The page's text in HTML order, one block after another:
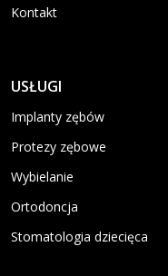
Kontakt
USŁUGI
Implanty zębów
Protezy zębowe
Wybielanie
Ortodoncja
Stomatologia dziecięca